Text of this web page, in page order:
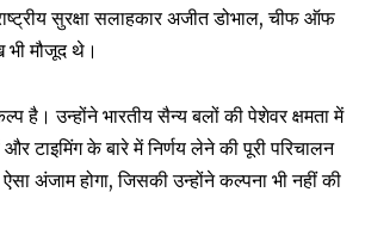
सुरक्षा सलाहकार अजीत डोभाल, चीफ ऑफ
मौजूद थे।
है। उन्होंने भारतीय सैन्य बलों की पेशेवर क्षमता में
टाइमिंग के बारे में निर्णय लेने की पूरी परिचालन
अंजाम होगा, जिसकी उन्होंने कल्पना भी नहीं की